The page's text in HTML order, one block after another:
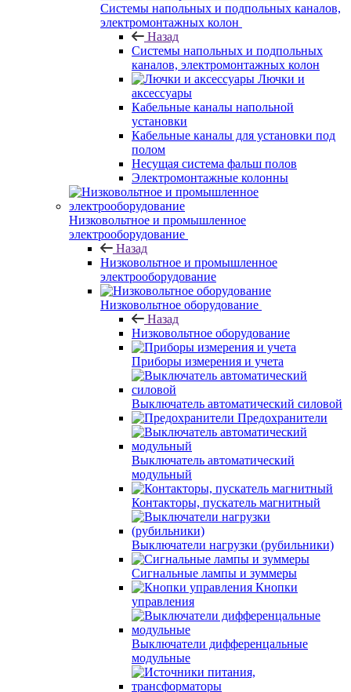
Системы напольных и подпольных каналов,
электромонтажных колон
Назад
Системы напольных и подпольных
каналов, электромонтажных колон
Лючки и
аксессуары
Кабельные каналы напольной
установки
Кабельные каналы для установки под
полом
Несущая система фальш полов
Электромонтажные колонны
Низковольтное и промышленное
электрооборудование
Назад
Низковольтное и промышленное
электрооборудование
Низковольтное оборудование
Назад
Низковольтное оборудование
Приборы измерения и учета
Выключатель автоматический силовой
Предохранители
Выключатель автоматический
модульный
Контакторы, пускатель магнитный
Выключатели нагрузки (рубильники)
Сигнальные лампы и зуммеры
Кнопки
управления
Выключатели дифференцальные
модульные